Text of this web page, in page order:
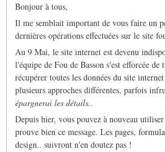
Bonjour à tous,
Il me semblait important de vous faire un
dernières opérations effectuées sur le site
Au 9 Mai, le site internet est devenu
l'équipe de Fou de Basson s'est efforcée
récupérer toutes les données du site
plusieurs approches différentes, parfois
épargnerai les détails..
Depuis hier, vous pouvez à nouveau
prouve bien ce message. Les pages,
design.. suivront n'en doutez pas !